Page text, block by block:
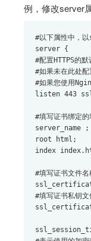
例，修改server
#以下属性中，
server {
#配置HTTPS的
#如果未在此处
#如果您使用
listen 443
#填写证书绑定的
server_name
;
root html;
index
#填写证书文件名
#填写证书私钥文